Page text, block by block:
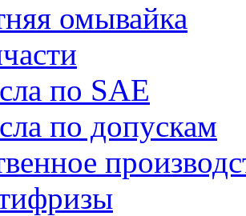
омывайка
по SAE
по допускам